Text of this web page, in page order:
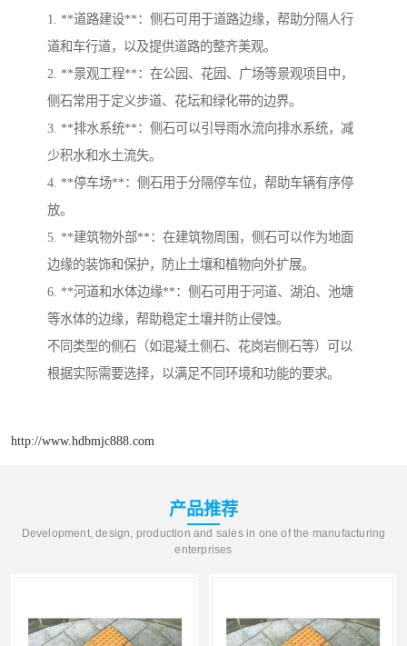
1. **道路建设**：侧石可用于道路边缘，帮助分隔人行
道和车行道，以及提供道路的整齐美观。
2. **景观工程**：在公园、花园、广场等景观项目中，
侧石常用于定义步道、花坛和绿化带的边界。
3. **排水系统**：侧石可以引导雨水流向排水系统，减
少积水和水土流失。
4. **停车场**：侧石用于分隔停车位，帮助车辆有序停
放。
5. **建筑物外部**：在建筑物周围，侧石可以作为地面
边缘的装饰和保护，防止土壤和植物向外扩展。
6. **河道和水体边缘**：侧石可用于河道、湖泊、池塘
等水体的边缘，帮助稳定土壤并防止侵蚀。
不同类型的侧石（如混凝土侧石、花岗岩侧石等）可以
根据实际需要选择，以满足不同环境和功能的要求。
http://www.hdbmjc888.com
产品推荐
Development, design, production and sales in one of the manufacturing
enterprises